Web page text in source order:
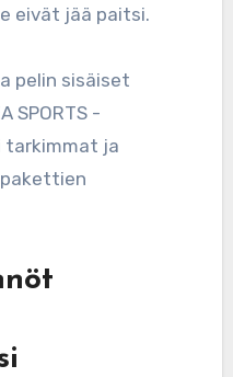
eivät jää paitsi.
pelin sisäiset
SPORTS -
tarkimmat ja